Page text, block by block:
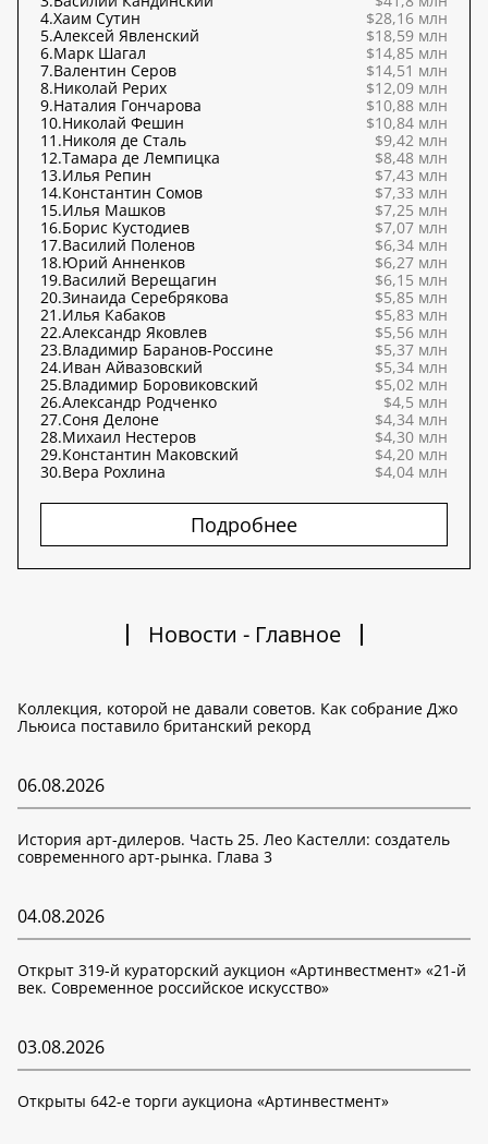
4.Хаим Сутин
$28,16 млн
5.Алексей Явленский
$18,59 млн
6.Марк Шагал
$14,85 млн
7.Валентин Серов
$14,51 млн
8.Николай Рерих
$12,09 млн
9.Наталия Гончарова
$10,88 млн
10.Николай Фешин
$10,84 млн
11.Николя де Сталь
$9,42 млн
12.Тамара де Лемпицка
$8,48 млн
13.Илья Репин
$7,43 млн
14.Константин Сомов
$7,33 млн
15.Илья Машков
$7,25 млн
16.Борис Кустодиев
$7,07 млн
17.Василий Поленов
$6,34 млн
18.Юрий Анненков
$6,27 млн
19.Василий Верещагин
$6,15 млн
20.Зинаида Серебрякова
$5,85 млн
21.Илья Кабаков
$5,83 млн
22.Александр Яковлев
$5,56 млн
23.Владимир Баранов-Россине
$5,37 млн
24.Иван Айвазовский
$5,34 млн
25.Владимир Боровиковский
$5,02 млн
26.Александр Родченко
$4,5 млн
27.Соня Делоне
$4,34 млн
28.Михаил Нестеров
$4,30 млн
29.Константин Маковский
$4,20 млн
30.Вера Рохлина $4,04 млн
Подробнее
Новости - Главное
Коллекция, которой не давали советов. Как собрание Джо
Льюиса поставило британский рекорд
06.08.2026
История арт-дилеров. Часть 25. Лео Кастелли: создатель
современного арт-рынка. Глава 3
04.08.2026
Открыт 319-й кураторский аукцион «Артинвестмент» «21-й
век. Современное российское искусство»
03.08.2026
Открыты 642-е торги аукциона «Артинвестмент»